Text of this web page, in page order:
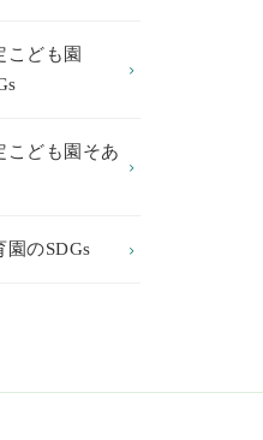
こども園
こども園そあ
園のSDGs